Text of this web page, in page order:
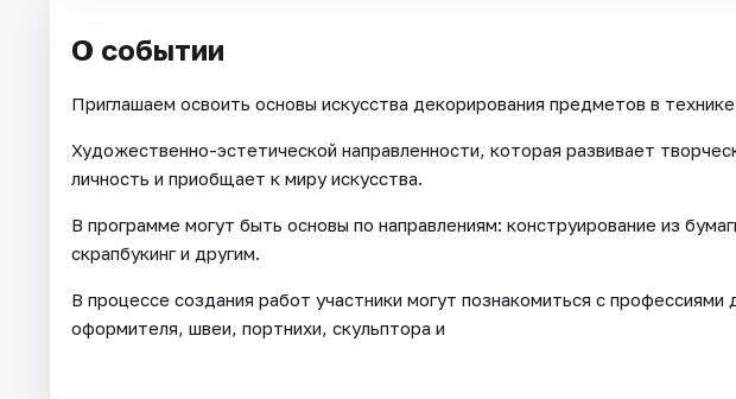
О событии
Приглашаем освоить основы искусства декорирования предметов в
Художественно-эстетической направленности, которая развивает
личность и приобщает к миру искусства.
В программе могут быть основы по направлениям: конструирование из
скрапбукинг и другим.
В процессе создания работ участники могут познакомиться с
оформителя, швеи, портнихи, скульптора и